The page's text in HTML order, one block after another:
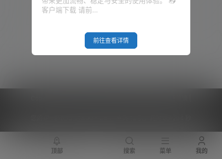
你，让你思维的爆炸，它们 会结
合大数据潜移默化的来改变你的
客户端下载 请前…
前往查看详情
顶部 搜索 菜单 我的